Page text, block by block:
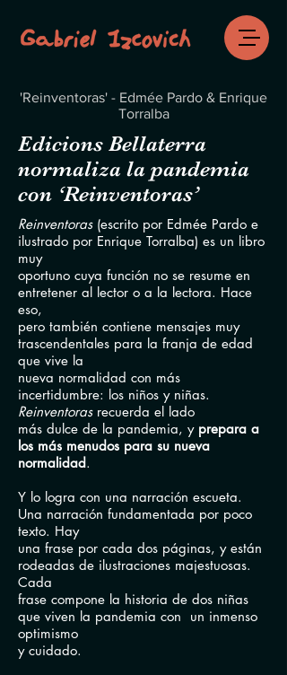
'Reinventoras' - Edmée Pardo & Enrique
Torralba
Edicions Bellaterra
normaliza la pandemia
con ‘Reinventoras’
Reinventoras(escrito por Edmée Pardo e
ilustrado por Enrique Torralba) es un libro
muy
oportuno cuya función no se resume en
entretener al lector o a la lectora. Hace
eso,
pero también contiene mensajes muy
trascendentales para la franja de edad
que vive la
nueva normalidad con más
incertidumbre: los niños y niñas.
Reinventorasrecuerda el lado
más dulce de la pandemia, y prepara a
los más menudos para su nueva
normalidad.
Y lo logra con una narración escueta.
Una narración fundamentada por poco
texto. Hay
una frase por cada dos páginas, y están
rodeadas de ilustraciones majestuosas.
Cada
frase compone la historia de dos niñas
que viven la pandemia con un inmenso
optimismo
y cuidado.